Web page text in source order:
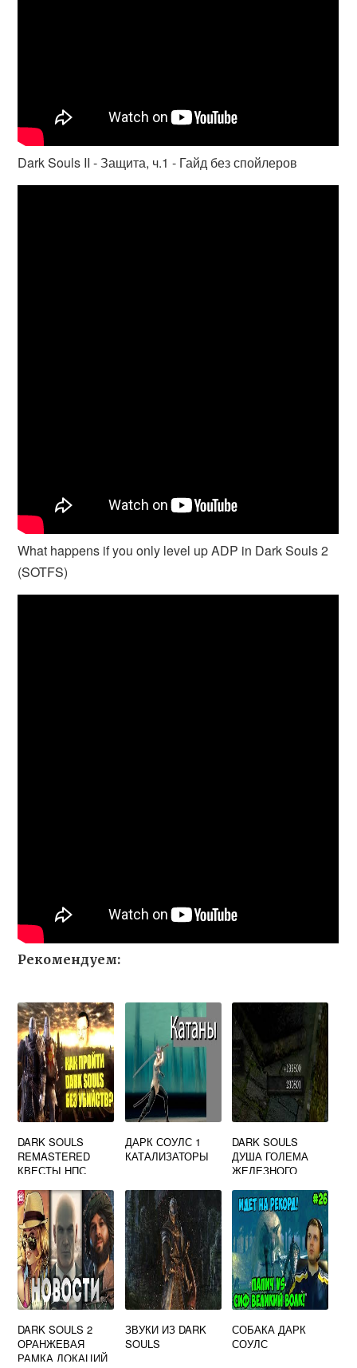
Dark Souls II - Защита, ч.1 - Гайд без спойлеров
What happens if you only level up ADP in Dark Souls 2
(SOTFS)
Рекомендуем:
DARK SOULS
REMASTERED
КВЕСТЫ НПС
ДАРК СОУЛС 1
КАТАЛИЗАТОРЫ
DARK SOULS
ДУША ГОЛЕМА
ЖЕЛЕЗНОГО
DARK SOULS 2
ОРАНЖЕВАЯ
РАМКА ЛОКАЦИЙ
ЗВУКИ ИЗ DARK
SOULS
СОБАКА ДАРК
СОУЛС